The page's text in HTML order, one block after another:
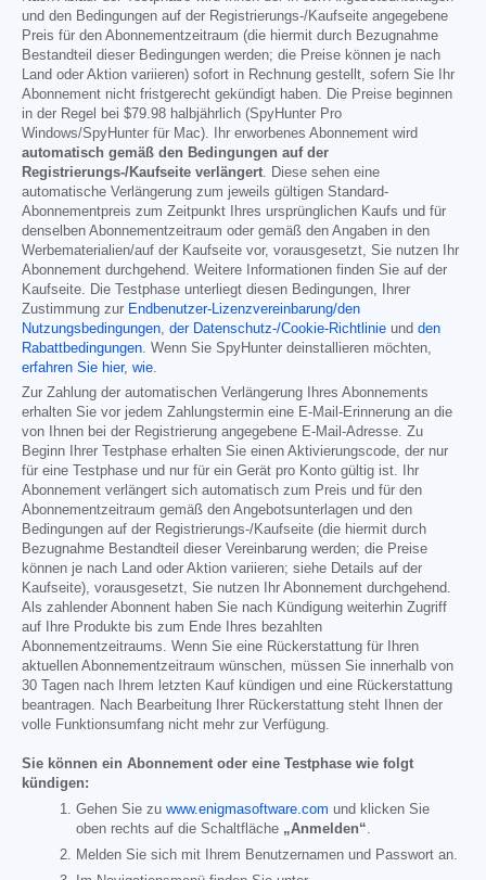
und den Bedingungen auf der Registrierungs-/Kaufseite angegebene
Preis für den Abonnementzeitraum (die hiermit durch Bezugnahme
Bestandteil dieser Bedingungen werden; die Preise können je nach
Land oder Aktion variieren) sofort in Rechnung gestellt, sofern Sie Ihr
Abonnement nicht fristgerecht gekündigt haben. Die Preise beginnen
in der Regel bei $79.98 halbjährlich (SpyHunter Pro
Windows/SpyHunter für Mac). Ihr erworbenes Abonnement wird
automatisch gemäß den Bedingungen auf der
Registrierungs-/Kaufseite verlängert . Diese sehen eine
automatische Verlängerung zum jeweils gültigen Standard-
Abonnementpreis zum Zeitpunkt Ihres ursprünglichen Kaufs und für
denselben Abonnementzeitraum oder gemäß den Angaben in den
Werbematerialien/auf der Kaufseite vor, vorausgesetzt, Sie nutzen Ihr
Abonnement durchgehend. Weitere Informationen finden Sie auf der
Kaufseite. Die Testphase unterliegt diesen Bedingungen, Ihrer
Zustimmung zur Endbenutzer-Lizenzvereinbarung/den
Nutzungsbedingungen der Datenschutz-/Cookie-Richtlinie und den
Rabattbedingungen . Wenn Sie SpyHunter deinstallieren möchten,
erfahren Sie hier, wie
Zur Zahlung der automatischen Verlängerung Ihres Abonnements
erhalten Sie vor jedem Zahlungstermin eine E-Mail-Erinnerung an die
von Ihnen bei der Registrierung angegebene E-Mail-Adresse. Zu
Beginn Ihrer Testphase erhalten Sie einen Aktivierungscode, der nur
für eine Testphase und nur für ein Gerät pro Konto gültig ist. Ihr
Abonnement verlängert sich automatisch zum Preis und für den
Abonnementzeitraum gemäß den Angebotsunterlagen und den
Bedingungen auf der Registrierungs-/Kaufseite (die hiermit durch
Bezugnahme Bestandteil dieser Vereinbarung werden; die Preise
können je nach Land oder Aktion variieren; siehe Details auf der
Kaufseite), vorausgesetzt, Sie nutzen Ihr Abonnement durchgehend.
Als zahlender Abonnent haben Sie nach Kündigung weiterhin Zugriff
auf Ihre Produkte bis zum Ende Ihres bezahlten
Abonnementzeitraums. Wenn Sie eine Rückerstattung für Ihren
aktuellen Abonnementzeitraum wünschen, müssen Sie innerhalb von
30 Tagen nach Ihrem letzten Kauf kündigen und eine Rückerstattung
beantragen. Nach Bearbeitung Ihrer Rückerstattung steht Ihnen der
volle Funktionsumfang nicht mehr zur Verfügung.
Sie können ein Abonnement oder eine Testphase wie folgt
kündigen:
Gehen Sie zu www.enigmasoftware.com und klicken Sie
oben rechts auf die Schaltfläche „Anmelden“.
Melden Sie sich mit Ihrem Benutzernamen und Passwort an.